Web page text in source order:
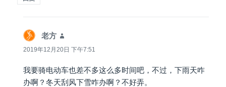
老方
道：
2019年12月20日 下午7:51
我要骑电动车也差不多这么多时间吧，不过，下雨天咋
办啊？冬天刮风下雪咋办啊？不好弄。